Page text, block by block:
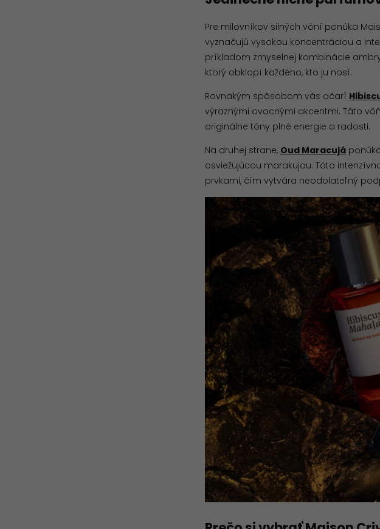
Pre milovníkov silných vôní ponúka
vyznačujú vysokou koncentráciou a
príkladom zmyselnej kombinácie
ktorý obklopí každého, kto ju nosí.
Rovnakým spôsobom vás očarí
výraznými ovocnými akcentmi. Táto
originálne tóny plné energie a radosti.
Na druhej strane, Oud Maracujá
osviežujúcou marakujou. Táto
prvkami, čím vytvára neodolateľný